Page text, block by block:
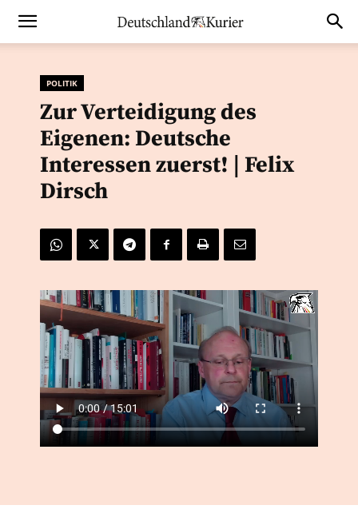
POLITIK
Zur Verteidigung des
Eigenen: Deutsche
Interessen zuerst! | Felix
Dirsch